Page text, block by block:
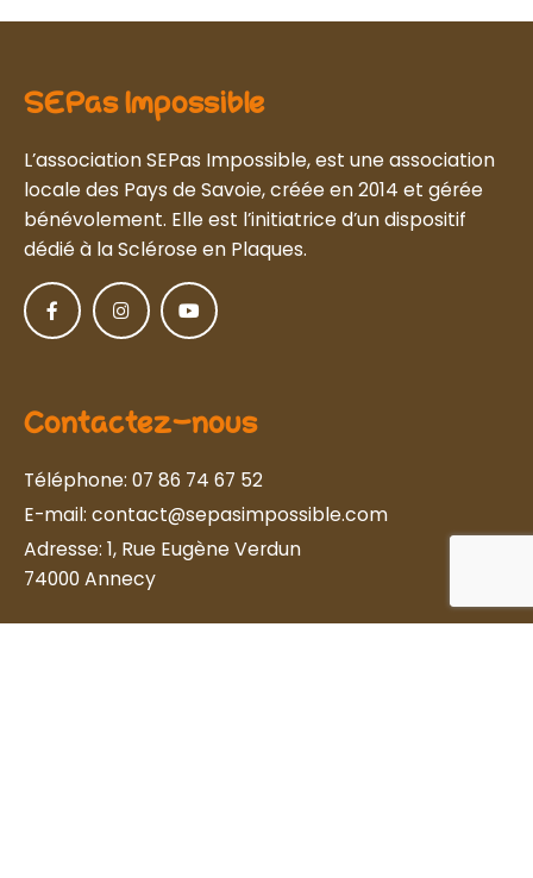
SEPas Impossible
L’association SEPas Impossible, est une association
locale des Pays de Savoie, créée en 2014 et gérée
bénévolement. Elle est l’initiatrice d’un dispositif
dédié à la Sclérose en Plaques.
Contactez-nous
Téléphone: 07 86 74 67 52
E-mail: contact@sepasimpossible.com
Adresse: 1, Rue Eugène Verdun
74000 Annecy